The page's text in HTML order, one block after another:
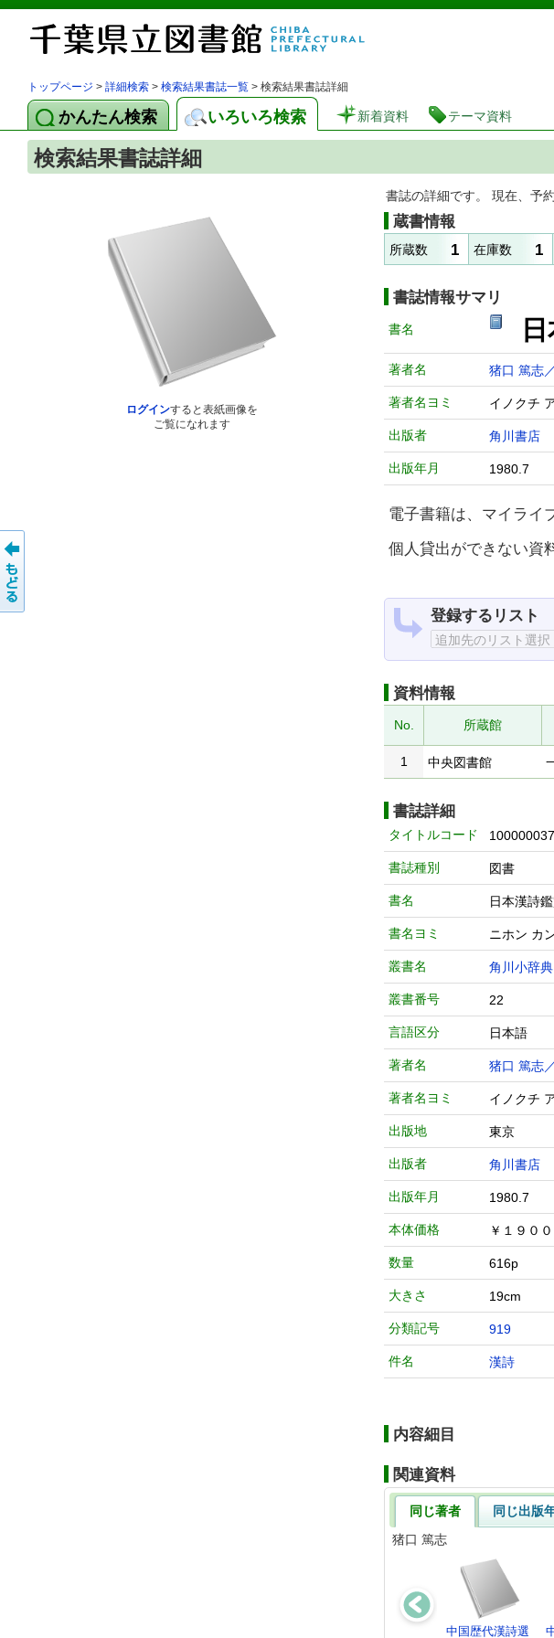
図書館 蔵書検索・
トップページ > 詳細検索 > 検索結果書誌一覧 > 検索結果書誌詳細
かんたん検索 いろいろ検索 新着資料 テーマ資料
検索結果書誌詳細
ログインすると表紙画像を
ご覧になれます
書誌の詳細です。 現在、予
蔵書情報
所蔵数 1 在庫数 1
書誌情報サマリ
書名
著者名 猪口 篤志
著者名ヨミ イノクチ
出版者 角川書店
出版年月 1980.7
電子書籍は、マイライ
個人貸出ができない資
登録するリスト
資料情報
No. 所蔵館
1
中央図書館
書誌詳細
タイトルコード
書誌種別 図書
書名 日本漢詩
書名ヨミ ニホン カ
叢書名 角川小辞典
叢書番号 22
言語区分 日本語
著者名 猪口 篤志
著者名ヨミ イノクチ
出版地 東京
出版者 角川書店
出版年月 1980.7
本体価格 ￥１９００
数量 616p
大きさ 19cm
分類記号 919
件名 漢詩
内容細目
関連資料
同じ著者 同じ出版
猪口 篤志
中国歴代漢詩選